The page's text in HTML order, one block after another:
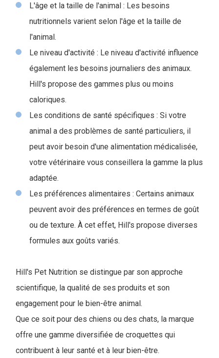
L'âge et la taille de l'animal : Les besoins
nutritionnels varient selon l'âge et la taille de
l'animal.
Le niveau d'activité : Le niveau d'activité influence
également les besoins journaliers des animaux.
Hill's propose des gammes plus ou moins
caloriques.
Les conditions de santé spécifiques : Si votre
animal a des problèmes de santé particuliers, il
peut avoir besoin d'une alimentation médicalisée,
votre vétérinaire vous conseillera la gamme la plus
adaptée.
Les préférences alimentaires : Certains animaux
peuvent avoir des préférences en termes de goût
ou de texture. À cet effet, Hill's propose diverses
formules aux goûts variés.
Hill's Pet Nutrition se distingue par son approche
scientifique, la qualité de ses produits et son
engagement pour le bien-être animal.
Que ce soit pour des chiens ou des chats, la marque
offre une gamme diversifiée de croquettes qui
contribuent à leur santé et à leur bien-être.